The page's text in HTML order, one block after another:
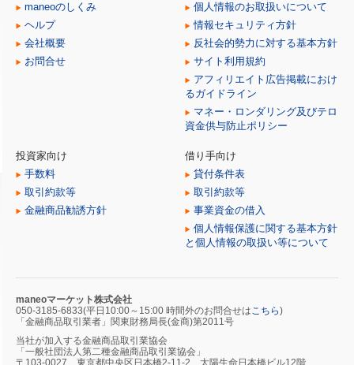
maneoのしくみ
ヘルプ
会社概要
お問合せ
個人情報のお取扱いについて
情報セキュリティ方針
反社会的勢力に対する基本方針
サイト利用規約
アフィリエイト広告掲載におけ
るガイドライン
マネー・ロンダリング及びテロ
資金供与防止ポリシー
投資家向け
手数料
取引約款等
金融商品勧誘方針
借り手向け
貸付条件表
取引約款等
事業資金の借入
個人情報保護に関する基本方針
と個人情報の取扱い等について
maneoマーケット株式会社
050-3185-6833(平日10:00～15:00 時間外のお問合せはこちら)
「金融商品取引業者」関東財務局長(金商)第2011号
当社が加入する金融商品取引業協会
「一般社団法人第二種金融商品取引業協会」